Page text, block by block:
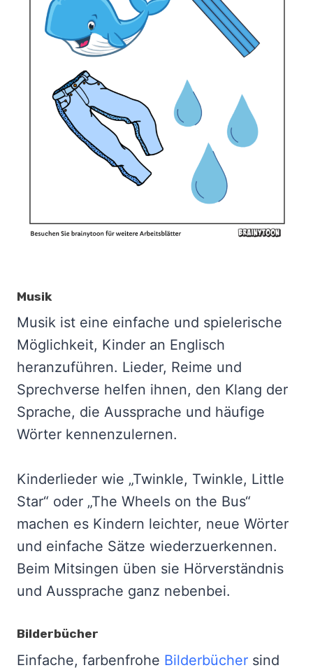
Musik
Musik ist eine einfache und spielerische
Möglichkeit, Kinder an Englisch
heranzuführen. Lieder, Reime und
Sprechverse helfen ihnen, den Klang der
Sprache, die Aussprache und häufige
Wörter kennenzulernen.
Kinderlieder wie „Twinkle, Twinkle, Little
Star“ oder „The Wheels on the Bus“
machen es Kindern leichter, neue Wörter
und einfache Sätze wiederzuerkennen.
Beim Mitsingen üben sie Hörverständnis
und Aussprache ganz nebenbei.
Bilderbücher
Einfache, farbenfrohe Bilderbücher sind